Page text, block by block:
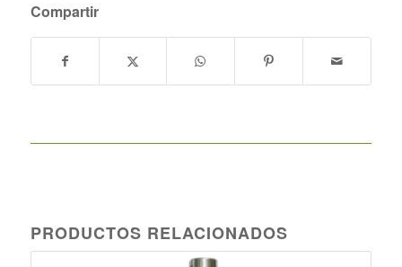
Compartir
PRODUCTOS RELACIONADOS